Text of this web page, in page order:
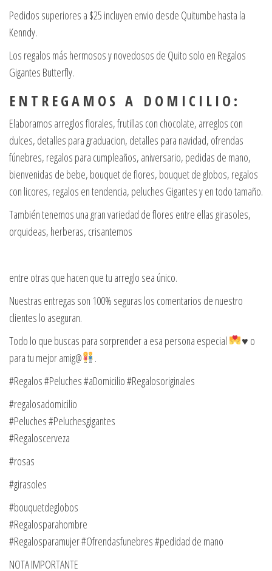
Pedidos superiores a $25 incluyen envio desde Quitumbe hasta la
Kenndy.
Los regalos más hermosos y novedosos de Quito solo en Regalos
Gigantes Butterfly.
E N T R E G A M O S A D O M I C I L I O :
Elaboramos arreglos florales, frutillas con chocolate, arreglos con
dulces, detalles para graduacion, detalles para navidad, ofrendas
fúnebres, regalos para cumpleaños, aniversario, pedidas de mano,
bienvenidas de bebe, bouquet de flores, bouquet de globos, regalos
con licores, regalos en tendencia, peluches Gigantes y en todo tamaño.
También tenemos una gran variedad de flores entre ellas girasoles,
orquideas, herberas, crisantemos
entre otras que hacen que tu arreglo sea único.
Nuestras entregas son 100% seguras los comentarios de nuestro
clientes lo aseguran.
Todo lo que buscas para sorprender a esa persona especial
♥️ o
para tu mejor amig@
.
#Regalos #Peluches #aDomicilio #Regalosoriginales
#regalosadomicilio
#Peluches #Peluchesgigantes
#Regaloscerveza
#rosas
#girasoles
#bouquetdeglobos
#Regalosparahombre
#Regalosparamujer #Ofrendasfunebres #pedidad de mano
NOTA IMPORTANTE